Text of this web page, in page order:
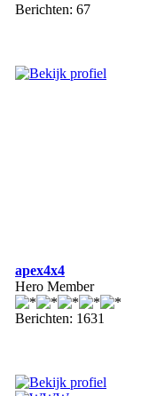
Berichten: 67
apex4x4
Hero Member
Berichten: 1631